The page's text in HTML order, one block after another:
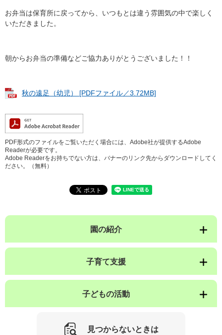
お弁当は保育所に戻ってから、いつもとは違う雰囲気の中で楽しく
いただきました。
朝からお弁当の準備などご協力ありがとうございました！！
秋の遠足（幼児） [PDFファイル／3.72MB]
PDF形式のファイルをご覧いただく場合には、Adobe社が提供するAdobe
Readerが必要です。
Adobe Readerをお持ちでない方は、バナーのリンク先からダウンロードしてく
ださい。（無料）
園の紹介
子育て支援
子どもの活動
見つからないときは